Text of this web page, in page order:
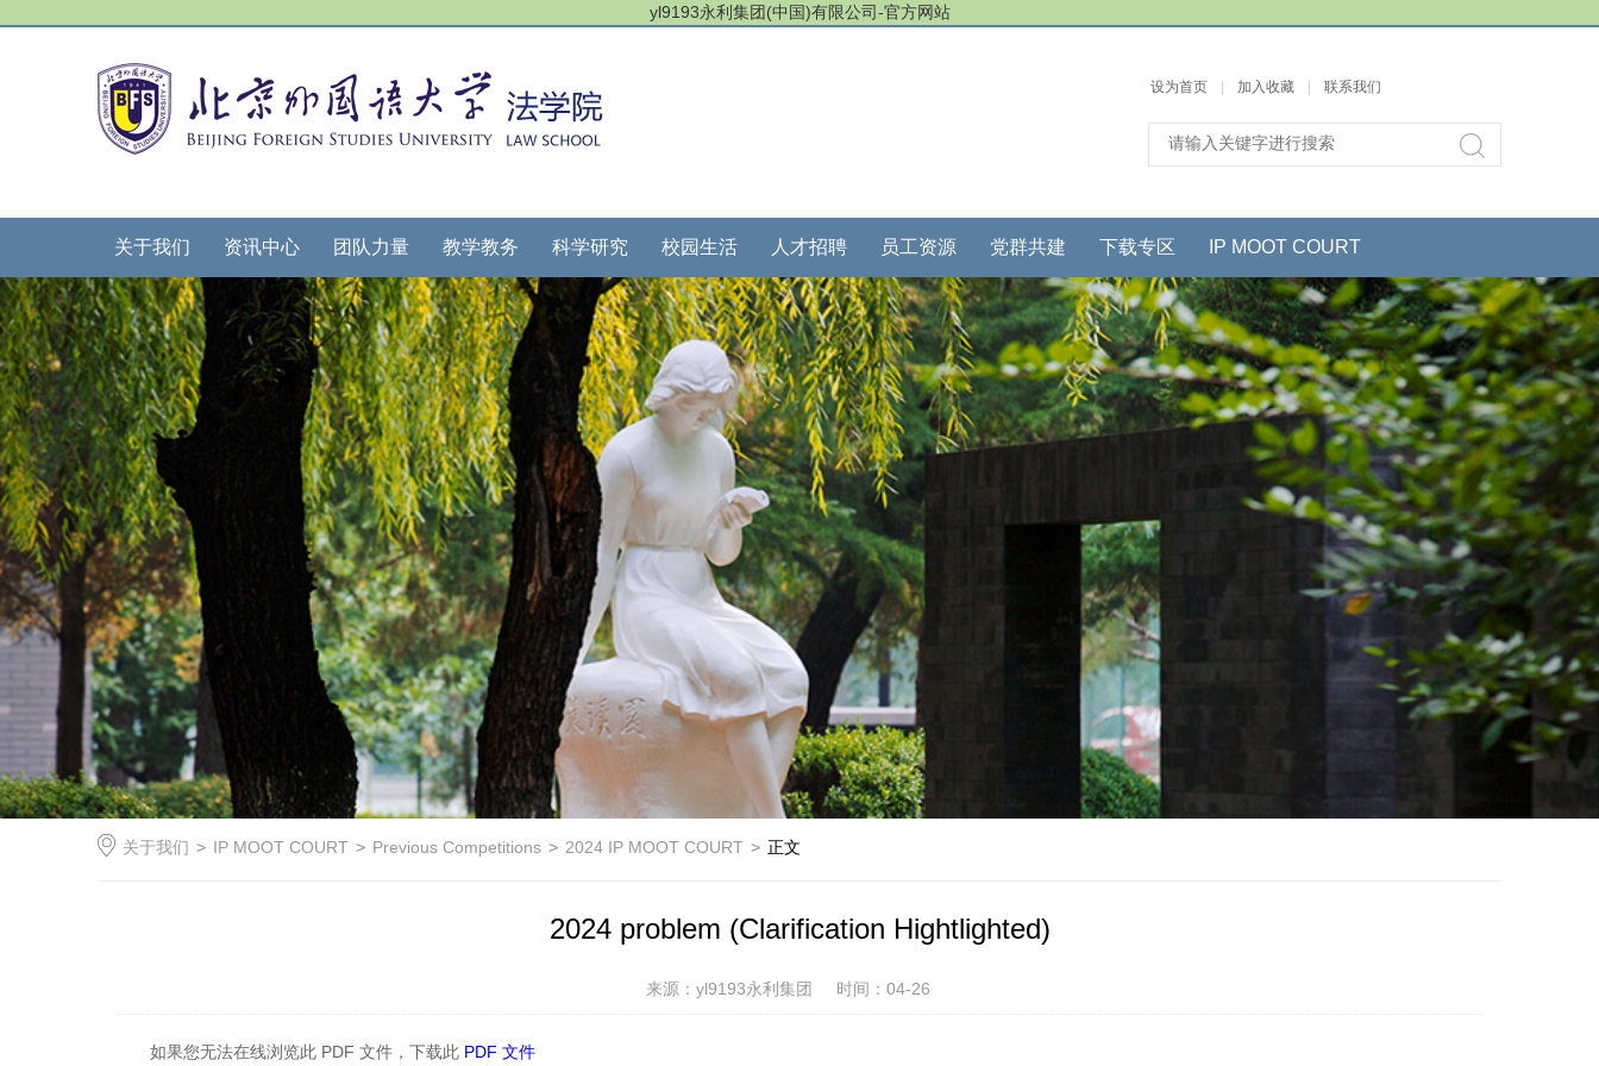
yl9193永利集团(中国)有限公司-官方网站
设为首页 加入收藏 联系我们
关于我们 资讯中心 团队力量 教学教务 科学研究 校园生活 人才招聘 员工资源 党群共建 下载专区 IP MOOT COURT
关于我们 > IP MOOT COURT > Previous Competitions > 2024 IP MOOT COURT > 正文
2024 problem (Clarification Hightlighted)
来源：yl9193永利集团 时间：04-26
如果您无法在线浏览此 PDF 文件，下载此 PDF 文件